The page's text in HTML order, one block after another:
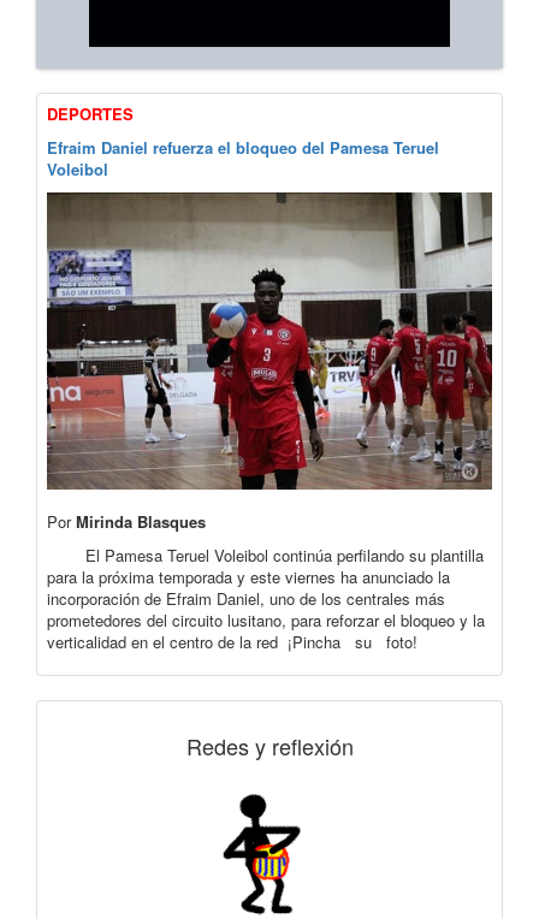
DEPORTES
Efraim Daniel refuerza el bloqueo del Pamesa Teruel
Voleibol
PorMirinda Blasques
El Pamesa Teruel Voleibol continúa perfilando su plantilla
para la próxima temporada y este viernes ha anunciado la
incorporación de Efraim Daniel, uno de los centrales más
prometedores del circuito lusitano, para reforzar el bloqueo y la
verticalidad en el centro de la red ¡Pincha su foto!
Redes y reflexión